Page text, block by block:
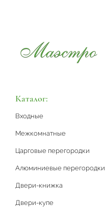
Каталог:
Входные
Межкомнатные
Царговые перегородки
Алюминиевые перегородки
Двери-книжка
Двери-купе